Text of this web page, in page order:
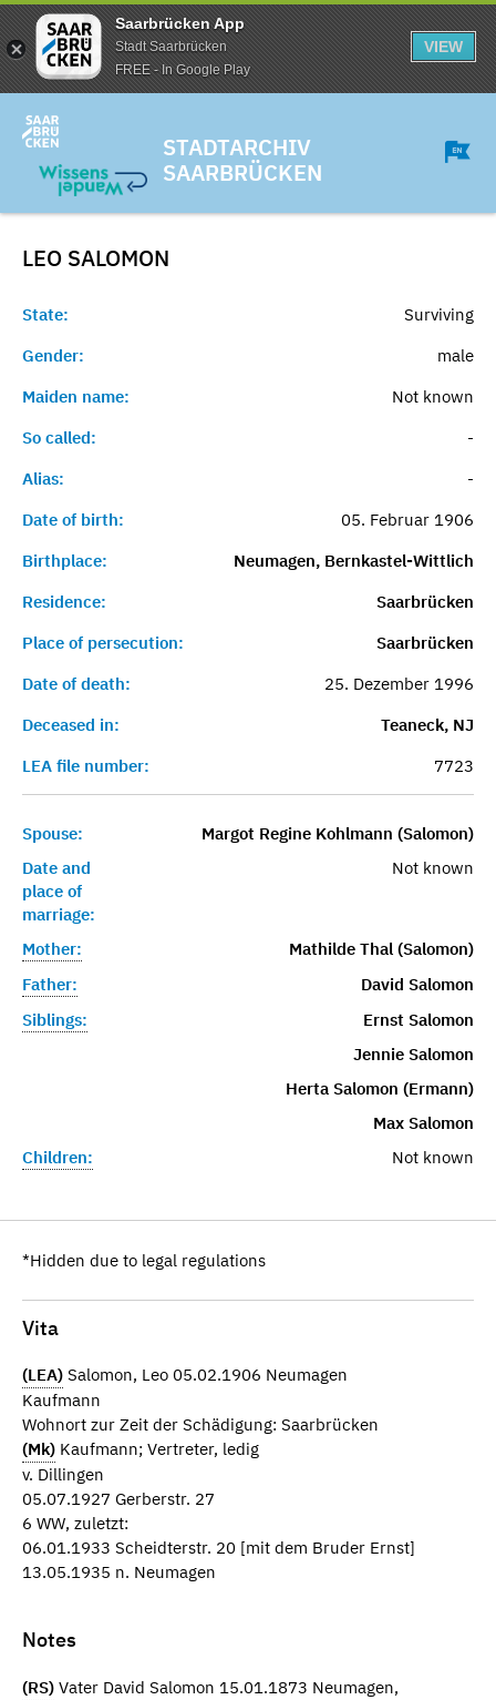
Saarbrücken App
Stadt Saarbrücken
FREE - In Google Play
VIEW
STADTARCHIV
SAARBRÜCKEN
LEO SALOMON
State:
Surviving
Gender:
male
Maiden name:
Not known
So called:
-
Alias:
-
Date of birth:
05. Februar 1906
Birthplace:
Neumagen, Bernkastel-Wittlich
Residence:
Saarbrücken
Place of persecution:
Saarbrücken
Date of death:
25. Dezember 1996
Deceased in:
Teaneck, NJ
LEA file number:
7723
Spouse:
Margot Regine Kohlmann (Salomon)
Date and
place of
marriage:
Not known
Mother:
Mathilde Thal (Salomon)
Father:
David Salomon
Siblings:
Ernst Salomon
Jennie Salomon
Herta Salomon (Ermann)
Max Salomon
Children:
Not known
*Hidden due to legal regulations
Vita
(LEA) Salomon, Leo 05.02.1906 Neumagen
Kaufmann
Wohnort zur Zeit der Schädigung: Saarbrücken
(Mk) Kaufmann; Vertreter, ledig
v. Dillingen
05.07.1927 Gerberstr. 27
6 WW, zuletzt:
06.01.1933 Scheidterstr. 20 [mit dem Bruder Ernst]
13.05.1935 n. Neumagen
Notes
(RS) Vater David Salomon 15.01.1873 Neumagen,